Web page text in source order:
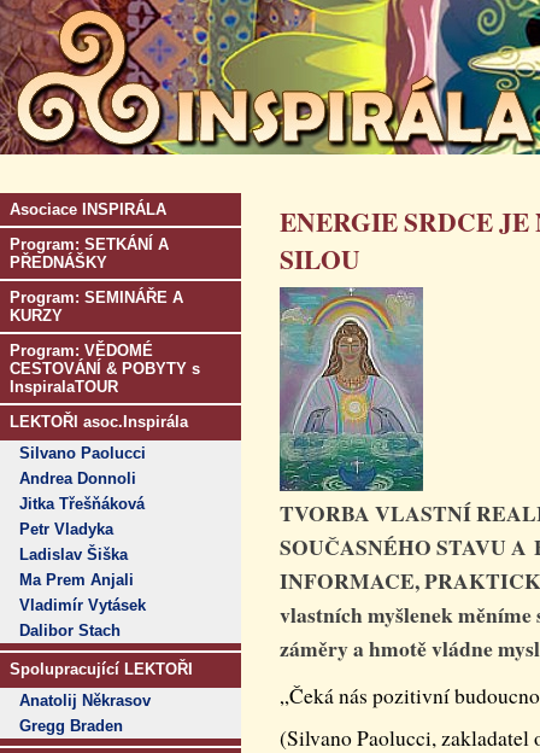
Asociace INSPIRÁLA
Program: SETKÁNÍ A
PŘEDNÁŠKY
Program: SEMINÁŘE A
KURZY
Program: VĚDOMÉ
CESTOVÁNÍ & POBYTY s
InspiralaTOUR
LEKTOŘI asoc.Inspirála
Silvano Paolucci
Andrea Donnoli
Jitka Třešňáková
Petr Vladyka
Ladislav Šiška
Ma Prem Anjali
Vladimír Vytásek
Dalibor Stach
Spolupracující LEKTOŘI
Anatolij Někrasov
Gregg Braden
ENERGIE SRDCE
SILOU
TVORBA VLASTNÍ
SOUČASNÉHO STAVU
INFORMACE,
vlastních myšlenek
záměry a hmotě vládne
„Čeká nás pozitivní
(Silvano Paolucci,